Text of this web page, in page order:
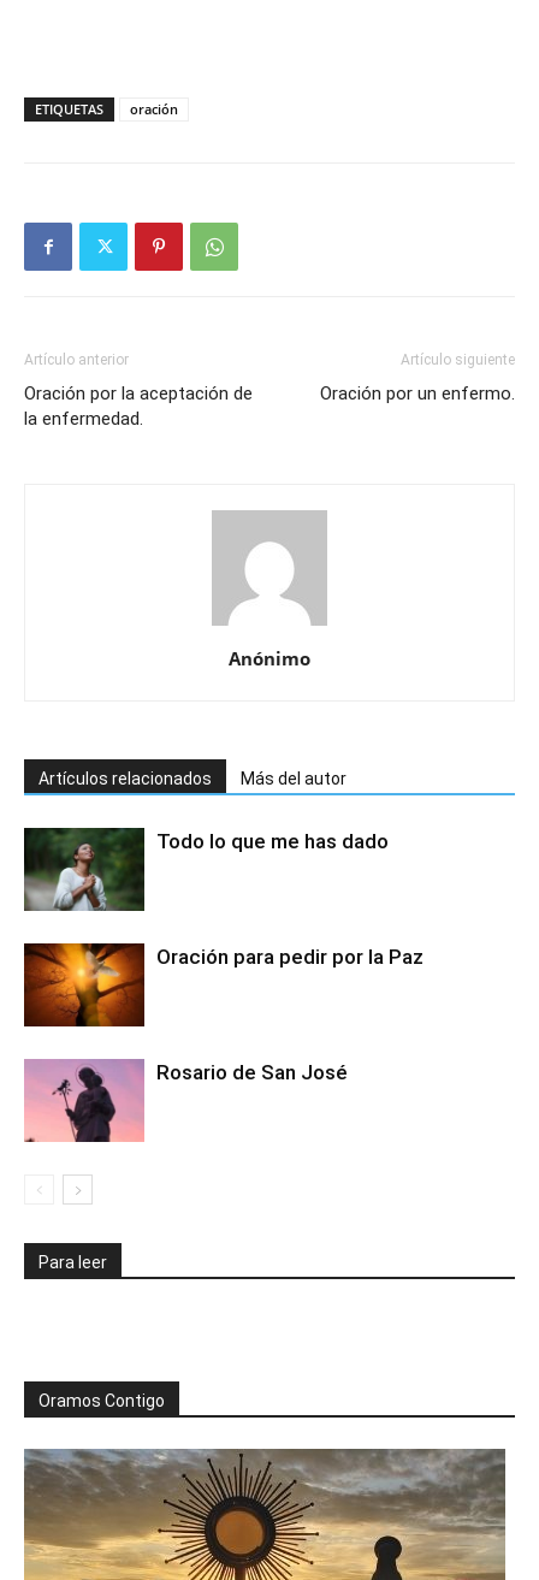
ETIQUETAS oración
Artículo anterior
Oración por la aceptación de
la enfermedad.
Artículo siguiente
Oración por un enfermo.
Anónimo
Artículos relacionados Más del autor
Todo lo que me has dado
Oración para pedir por la Paz
Rosario de San José
Para leer
Oramos Contigo